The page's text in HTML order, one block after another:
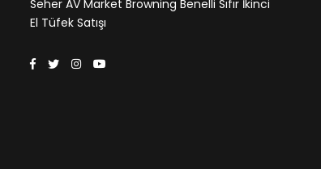
Seher AV Market Browning Benelli Sıfır İkinci
El Tüfek Satışı